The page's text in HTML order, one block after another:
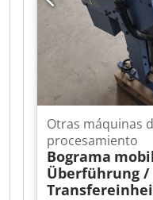
Otras máquinas
procesamiento
Bograma
Überführung /